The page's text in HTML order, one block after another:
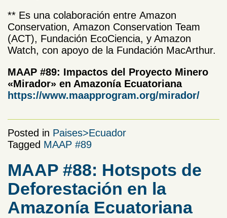
** Es una colaboración entre Amazon
Conservation, Amazon Conservation Team
(ACT), Fundación EcoCiencia, y Amazon
Watch, con apoyo de la Fundación MacArthur.
MAAP #89: Impactos del Proyecto Minero
«Mirador» en Amazonía Ecuatoriana
https://www.maapprogram.org/mirador/
Posted in Paises>Ecuador
Tagged MAAP #89
MAAP #88: Hotspots de
Deforestación en la
Amazonía Ecuatoriana